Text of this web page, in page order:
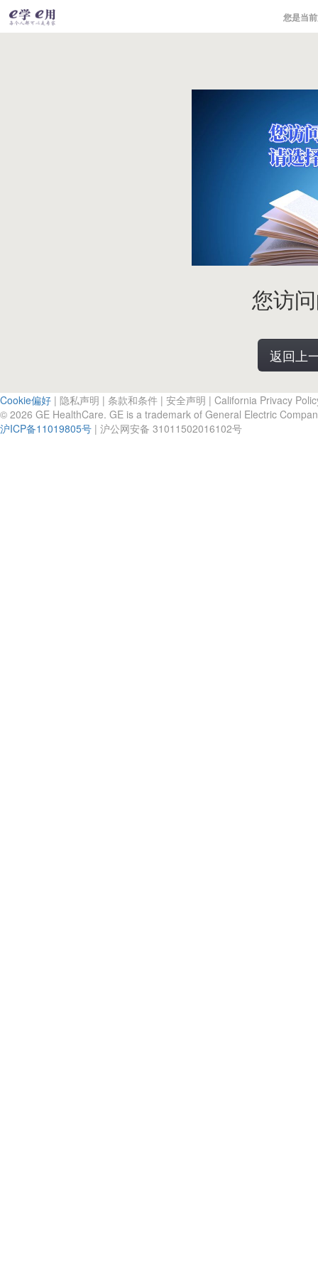
您是当
您访
返回上
Cookie偏好 | 隐私声明 | 条款和条件 | 安全声明 | California Privacy
© 2026 GE HealthCare. GE is a trademark of General Electric
沪ICP备11019805号 | 沪公网安备 31011502016102号